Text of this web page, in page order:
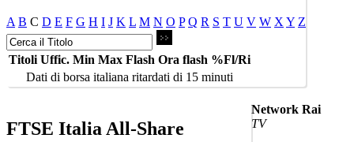
A B C D E F G H I J K L M N O P Q R S T U V W X Y Z
Titoli Uffic. Min Max Flash Ora flash %Fl/Ri
Dati di borsa italiana ritardati di 15 minuti
FTSE Italia All-Share
Network Rai
TV